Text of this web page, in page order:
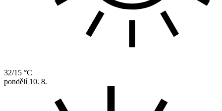
32/15 °C
pondělí 10. 8.